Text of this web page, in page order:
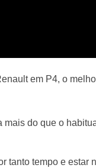
em P4, o
mais do que o
tanto tempo e estar